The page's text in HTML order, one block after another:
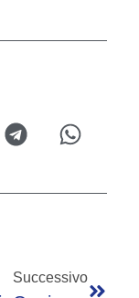
Successivo